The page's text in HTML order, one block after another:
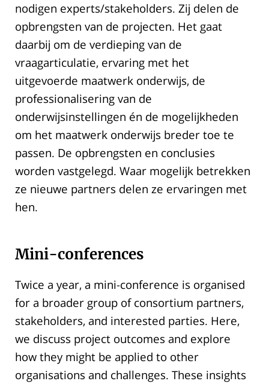
nodigen experts/stakeholders. Zij delen de
opbrengsten van de projecten. Het gaat
daarbij om de verdieping van de
vraagarticulatie, ervaring met het
uitgevoerde maatwerk onderwijs, de
professionalisering van de
onderwijsinstellingen én de mogelijkheden
om het maatwerk onderwijs breder toe te
passen. De opbrengsten en conclusies
worden vastgelegd. Waar mogelijk betrekken
ze nieuwe partners delen ze ervaringen met
hen.
Mini-conferences
Twice a year, a mini-conference is organised
for a broader group of consortium partners,
stakeholders, and interested parties. Here,
we discuss project outcomes and explore
how they might be applied to other
organisations and challenges. These insights